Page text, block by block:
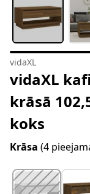
vidaXL
vidaXL
krāsā
koks
Krāsa (4